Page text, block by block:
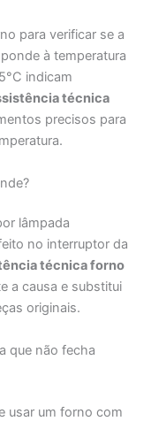
para verificar se a
à temperatura
indicam
técnica
precisos para
lâmpada
no interruptor da
técnica forno
a causa e substitui
originais.
que não fecha
usar um forno com